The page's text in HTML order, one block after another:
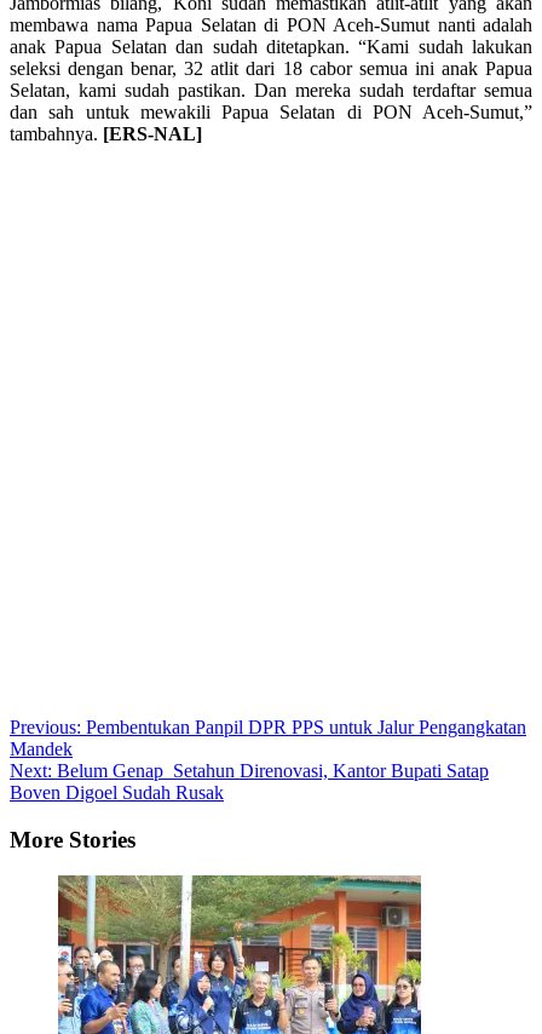
membawa nama Papua Selatan di PON Aceh-Sumut nanti adalah
anak Papua Selatan dan sudah ditetapkan. “Kami sudah lakukan
seleksi dengan benar, 32 atlit dari 18 cabor semua ini anak Papua
Selatan, kami sudah pastikan. Dan mereka sudah terdaftar semua
dan sah untuk mewakili Papua Selatan di PON Aceh-Sumut,”
tambahnya. [ERS-NAL]
Post
navigation
Previous: Pembentukan Panpil DPR PPS untuk Jalur Pengangkatan
Mandek
Next: Belum Genap Setahun Direnovasi, Kantor Bupati Satap
Boven Digoel Sudah Rusak
More Stories